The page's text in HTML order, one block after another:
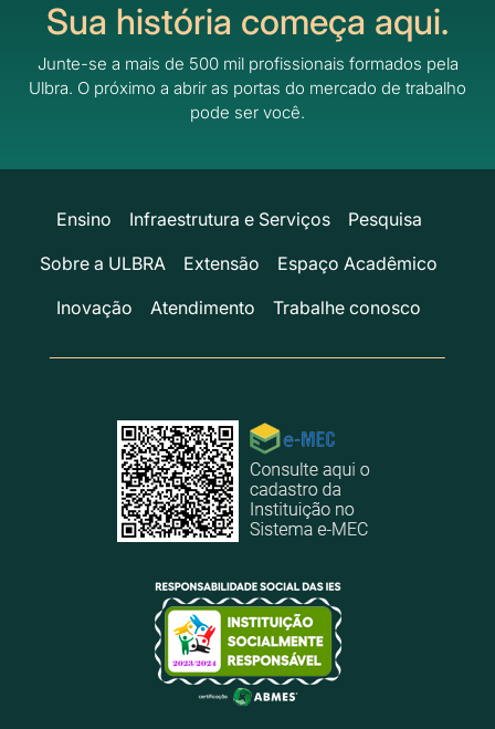
Sua história começa aqui.
Junte-se a mais de 500 mil profissionais formados pela
Ulbra. O próximo a abrir as portas do mercado de trabalho
pode ser você.
Ensino Infraestrutura e Serviços
Pesquisa
Sobre a ULBRA
Extensão
Espaço Acadêmico
Inovação
Atendimento Trabalhe conosco